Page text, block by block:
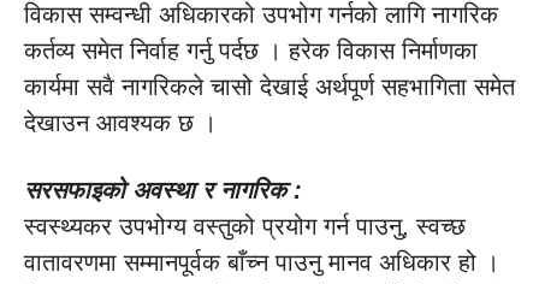
विकास सम्वन्धी अधिकारको उपभोग गर्नको लागि नागरिक
कर्तव्य समेत निर्वाह गर्नु पर्दछ । हरेक विकास निर्माणका
कार्यमा सवै नागरिकले चासो देखाई अर्थपूर्ण सहभागिता समेत
देखाउन आवश्यक छ ।
सरसफाइको अवस्था र नागरिक:
स्वस्थ्यकर उपभोग्य वस्तुको प्रयोग गर्न पाउनु, स्वच्छ
वातावरणमा सम्मानपूर्वक बाँच्न पाउनु मानव अधिकार हो ।